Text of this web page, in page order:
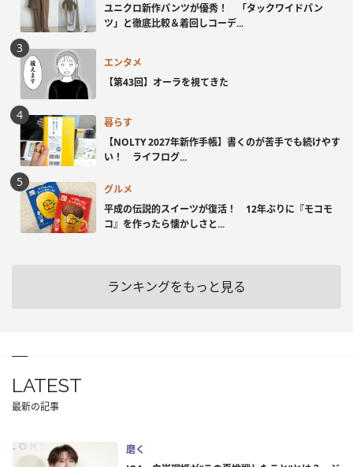
ユニクロ新作パンツが優秀！ 「タックワイドパン
ツ」と徹底比較＆着回しコーデ...
エンタメ
【第43回】オーラを視てきた
暮らす
【NOLTY 2027年新作手帳】書くのが苦手でも続けやす
い！ ライフログ...
グルメ
平成の伝説的スイーツが復活！ 12年ぶりに『モコモ
コ』を作ったら懐かしさと...
ランキングをもっと見る
LATEST
最新の記事
磨く